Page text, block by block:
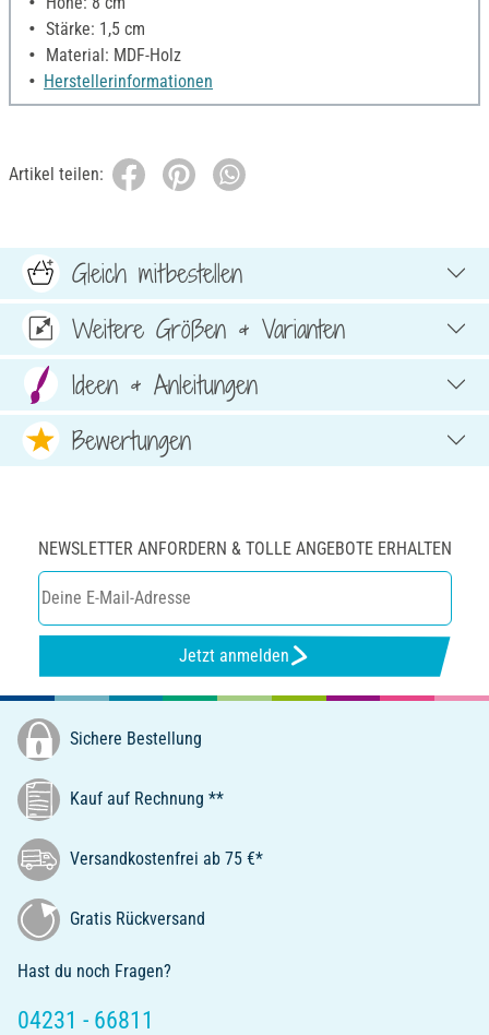
Stärke: 1,5 cm
Material: MDF-Holz
Herstellerinformationen
Artikel teilen:
Gleich mitbestellen
Weitere Größen & Varianten
Ideen & Anleitungen
Bewertungen
NEWSLETTER ANFORDERN & TOLLE ANGEBOTE ERHALTEN
Jetzt anmelden
Sichere Bestellung
Kauf auf Rechnung **
Versandkostenfrei ab 75 €*
Gratis Rückversand
Hast du noch Fragen?
04231 - 66811